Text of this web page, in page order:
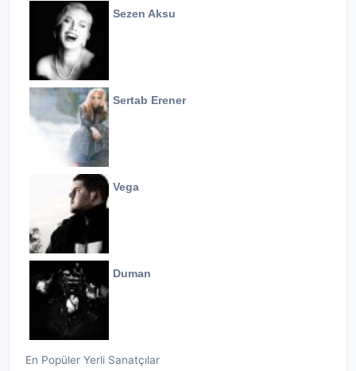
Sezen Aksu
Sertab Erener
Vega
Duman
En Popüler Yerli Sanatçılar